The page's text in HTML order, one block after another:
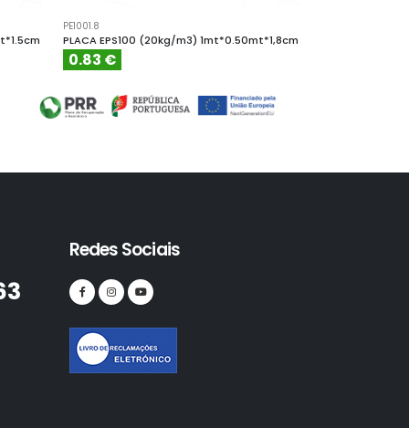
PE1001.8
PLACA EPS100 (20kg/m3) 1mt*0.50mt*1,8cm
0.83 €
Redes Sociais